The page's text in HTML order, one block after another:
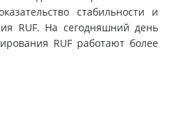
стабильности и
RUF. На сегодняшний день
RUF работают более